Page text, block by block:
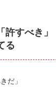
すべき」
る
だ」